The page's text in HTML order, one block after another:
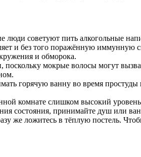
советуют пить алкогольные
и без того поражённую
и обморока.
мокрые волосы могут
горячую ванну во время
комнате слишком высокий
состояния, принимайте душ или
же ложитесь в тёплую постель.